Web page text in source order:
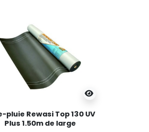
pluie Rewasi Top 130 UV
Plus 1.50m de large